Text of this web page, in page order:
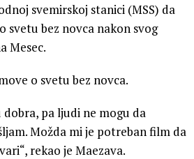
svemirskoj stanici (MSS) da
svetu bez novca nakon svog
Mesec.
o svetu bez novca.
pa ljudi ne mogu da
Možda mi je potreban film da
rekao je Maezava.